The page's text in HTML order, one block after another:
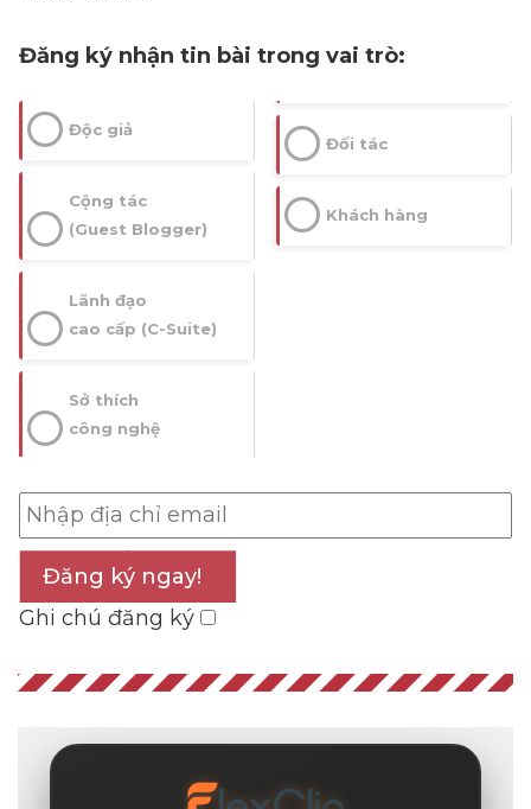
Đăng ký nhận tin bài trong vai trò:
Độc giả
Cộng tác
(Guest Blogger)
Lãnh đạo
cao cấp (C-Suite)
Sở thích
công nghệ
Đối tác
Khách hàng
Đăng ký ngay!
Ghi chú đăng ký